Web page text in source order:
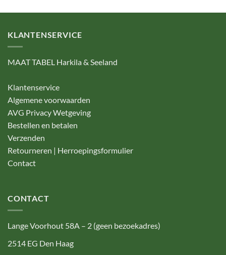
KLANTENSERVICE
MAAT TABEL Harkila & Seeland
Klantenservice
Algemene voorwaarden
AVG Privacy Wetgeving
Bestellen en betalen
Verzenden
Retourneren | Herroepingsformulier
Contact
CONTACT
Lange Voorhout 58A – 2 (geen bezoekadres)
2514 EG Den Haag